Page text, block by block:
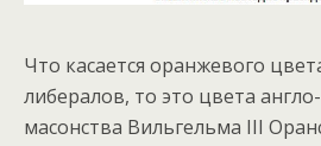
Что касается оранжевого
либералов, то это цвета
масонства Вильгельма III